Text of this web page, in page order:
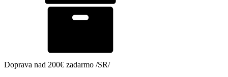
Doprava nad 200€ zadarmo /SR/